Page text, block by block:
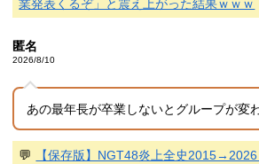
業発表くるぞ」と震え上がった結果ｗｗｗ
匿名
2026/8/10
あの最年長が卒業しないとグループが変
💬
【保存版】NGT48炎上全史